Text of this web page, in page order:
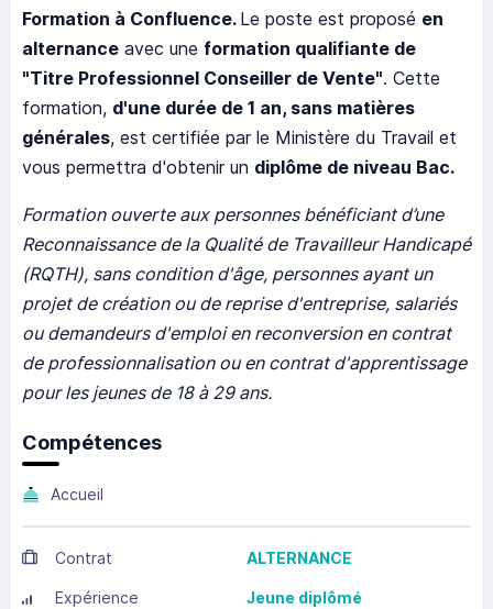
Formation à Confluence. Le poste est proposé en
alternance avec une formation qualifiante de
"Titre Professionnel Conseiller de Vente". Cette
formation, d'une durée de 1 an, sans matières
générales, est certifiée par le Ministère du Travail et
vous permettra d'obtenir un diplôme de niveau Bac.
Formation ouverte aux personnes bénéficiant d’une
Reconnaissance de la Qualité de Travailleur Handicapé
(RQTH), sans condition d'âge, personnes ayant un
projet de création ou de reprise d'entreprise, salariés
ou demandeurs d'emploi en reconversion en contrat
de professionnalisation ou en contrat d'apprentissage
pour les jeunes de 18 à 29 ans.
Compétences
Accueil
Contrat ALTERNANCE
Expérience Jeune diplômé